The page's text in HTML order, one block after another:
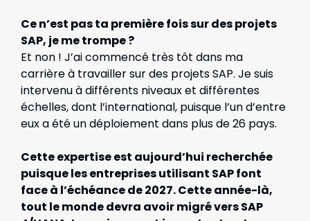
Ce n’est pas ta première fois sur des projets
SAP, je me trompe ?
Et non ! J’ai commencé très tôt dans ma
carrière à travailler sur des projets SAP. Je suis
intervenu à différents niveaux et différentes
échelles, dont l’international, puisque l’un d’entre
eux a été un déploiement dans plus de 26 pays.
Cette expertise est aujourd’hui recherchée
puisque les entreprises utilisant SAP font
face à l’échéance de 2027. Cette année-là,
tout le monde devra avoir migré vers SAP